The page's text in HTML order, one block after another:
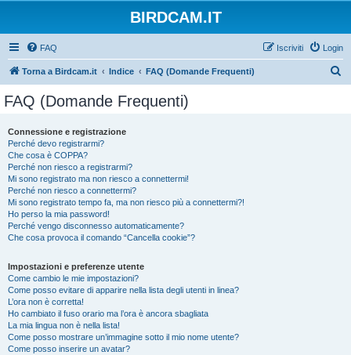
BIRDCAM.IT
FAQ Login
Iscriviti
Torna a Birdcam.it Indice FAQ (Domande Frequenti)
FAQ (Domande Frequenti)
Connessione e registrazione
Perché devo registrarmi?
Che cosa è COPPA?
Perché non riesco a registrarmi?
Mi sono registrato ma non riesco a connettermi!
Perché non riesco a connettermi?
Mi sono registrato tempo fa, ma non riesco più a connettermi?!
Ho perso la mia password!
Perché vengo disconnesso automaticamente?
Che cosa provoca il comando “Cancella cookie”?
Impostazioni e preferenze utente
Come cambio le mie impostazioni?
Come posso evitare di apparire nella lista degli utenti in linea?
L’ora non è corretta!
Ho cambiato il fuso orario ma l’ora è ancora sbagliata
La mia lingua non è nella lista!
Come posso mostrare un’immagine sotto il mio nome utente?
Come posso inserire un avatar?